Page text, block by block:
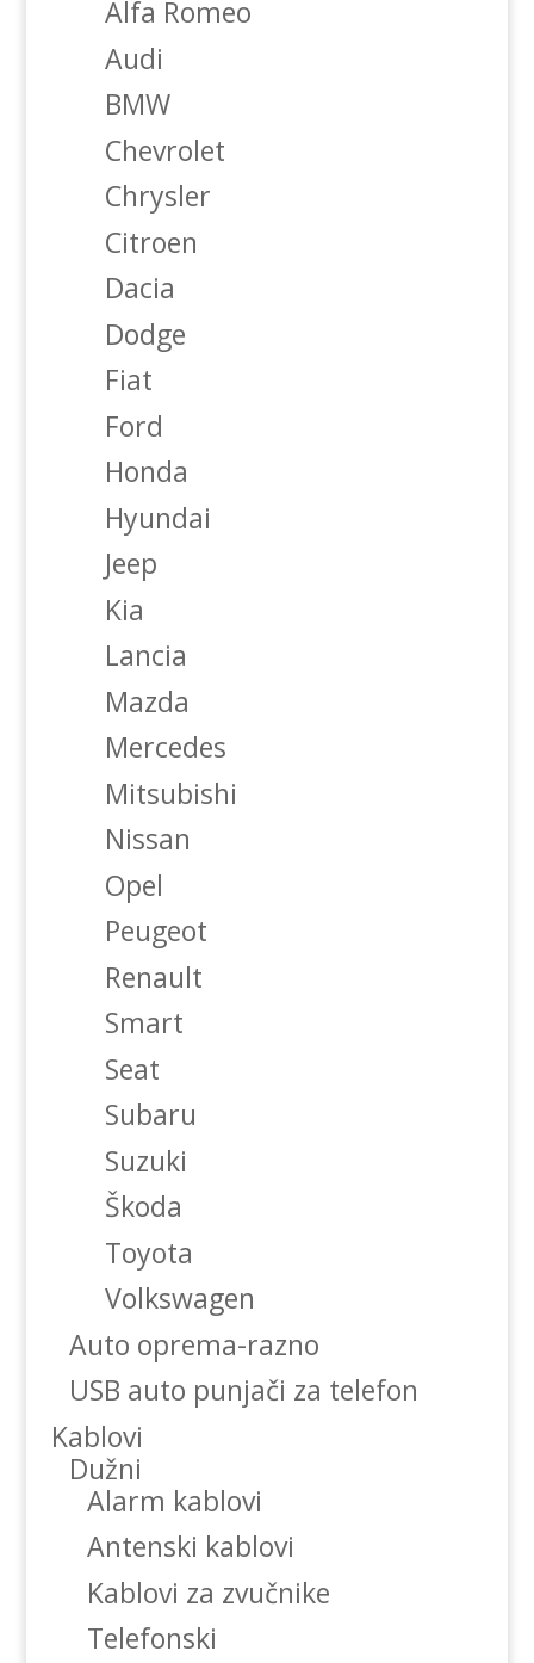
Alfa Romeo
Audi
BMW
Chevrolet
Chrysler
Citroen
Dacia
Dodge
Fiat
Ford
Honda
Hyundai
Jeep
Kia
Lancia
Mazda
Mercedes
Mitsubishi
Nissan
Opel
Peugeot
Renault
Smart
Seat
Subaru
Suzuki
Škoda
Toyota
Volkswagen
Auto oprema-razno
USB auto punjači za telefon
Kablovi
Dužni
Alarm kablovi
Antenski kablovi
Kablovi za zvučnike
Telefonski